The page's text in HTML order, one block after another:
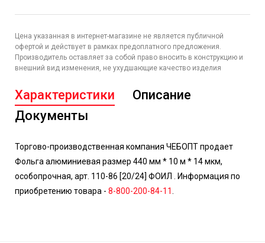
Цена указанная в интернет-магазине не является публичной
офертой и действует в рамках предоплатного предложения.
Производитель оставляет за собой право вносить в конструкцию и
внешний вид изменения, не ухудшающие качество изделия
Характеристики
Описание
Документы
Торгово-производственная компания ЧЕБОПТ продает
Фольга алюминиевая размер 440 мм * 10 м * 14 мкм,
особопрочная, арт. 110-86 [20/24] ФОИЛ . Информация по
приобретению товара - 8-800-200-84-11